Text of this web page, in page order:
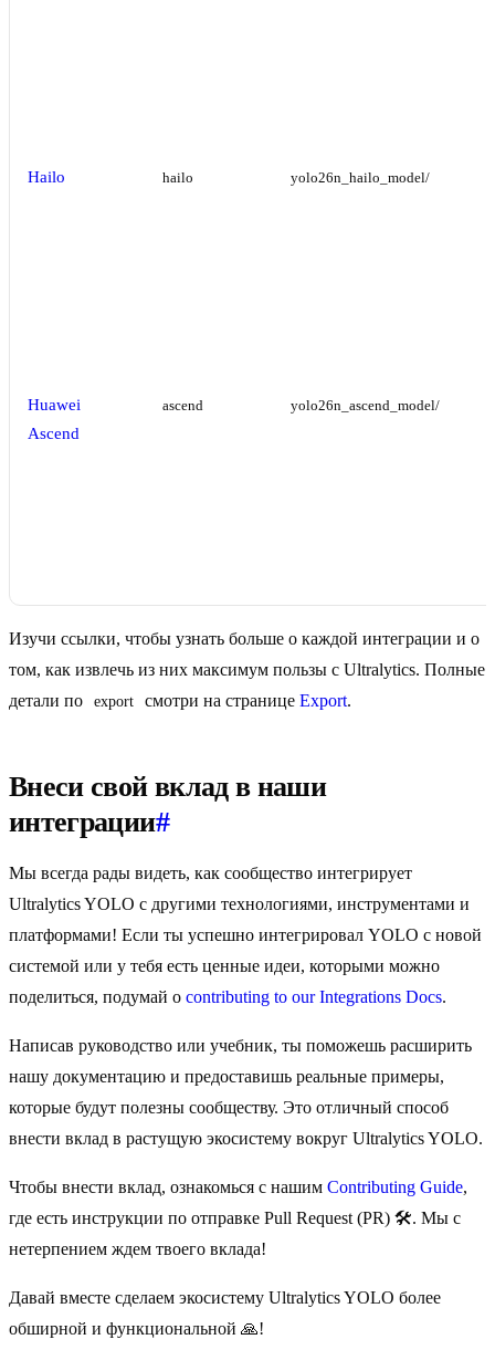
Hailo hailo yolo26n_hailo_model/
Huawei
Ascend
ascend yolo26n_ascend_model/
Изучи ссылки, чтобы узнать больше о каждой интеграции и о
том, как извлечь из них максимум пользы с Ultralytics. Полные
детали по
export смотри на странице Export.
Внеси свой вклад в наши
интеграции#
Мы всегда рады видеть, как сообщество интегрирует
Ultralytics YOLO с другими технологиями, инструментами и
платформами! Если ты успешно интегрировал YOLO с новой
системой или у тебя есть ценные идеи, которыми можно
поделиться, подумай о contributing to our Integrations Docs.
Написав руководство или учебник, ты поможешь расширить
нашу документацию и предоставишь реальные примеры,
которые будут полезны сообществу. Это отличный способ
внести вклад в растущую экосистему вокруг Ultralytics YOLO.
Чтобы внести вклад, ознакомься с нашим Contributing Guide,
где есть инструкции по отправке Pull Request (PR) 🛠️. Мы с
нетерпением ждем твоего вклада!
Давай вместе сделаем экосистему Ultralytics YOLO более
обширной и функциональной 🙏!